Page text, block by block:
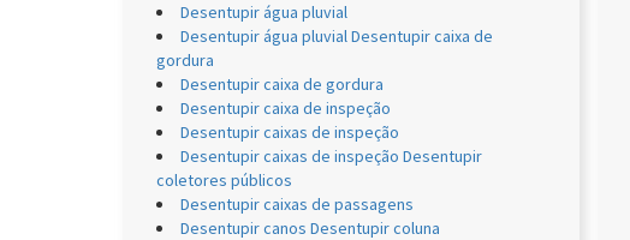
Desentupir água pluvial
Desentupir água pluvial Desentupir caixa de
gordura
Desentupir caixa de gordura
Desentupir caixa de inspeção
Desentupir caixas de inspeção
Desentupir caixas de inspeção Desentupir
coletores públicos
Desentupir caixas de passagens
Desentupir canos Desentupir coluna